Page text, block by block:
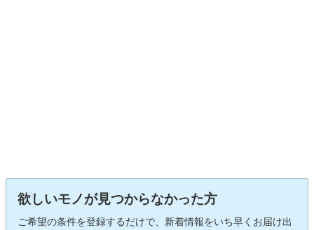
欲しいモノが見つからなかった方
ご希望の条件を登録するだけで、新着情報をいち早くお届け出